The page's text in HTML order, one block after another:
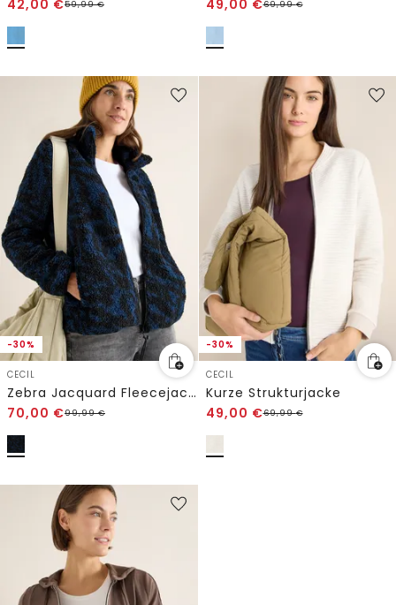
42,00 €59,99€ 49,00 €69,99€
-30%
CECIL
Zebra Jacquard Fleecejacke
70,00 €99,99€
-30%
CECIL
Kurze Strukturjacke
49,00 €69,99€